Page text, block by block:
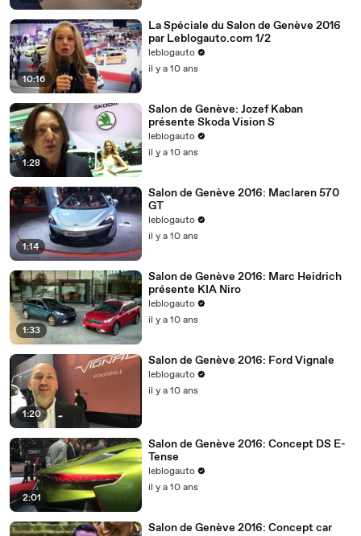
10:16
La Spéciale du Salon de Genève 2016
par Leblogauto.com 1/2
leblogauto
il y a 10 ans
1:28
Salon de Genève: Jozef Kaban
présente Skoda Vision S
leblogauto
il y a 10 ans
1:14
Salon de Genève 2016: Maclaren 570
GT
leblogauto
il y a 10 ans
1:33
Salon de Genève 2016: Marc Heidrich
présente KIA Niro
leblogauto
il y a 10 ans
1:20
Salon de Genève 2016: Ford Vignale
leblogauto
il y a 10 ans
2:01
Salon de Genève 2016: Concept DS E-
Tense
leblogauto
il y a 10 ans
Salon de Genève 2016: Concept car